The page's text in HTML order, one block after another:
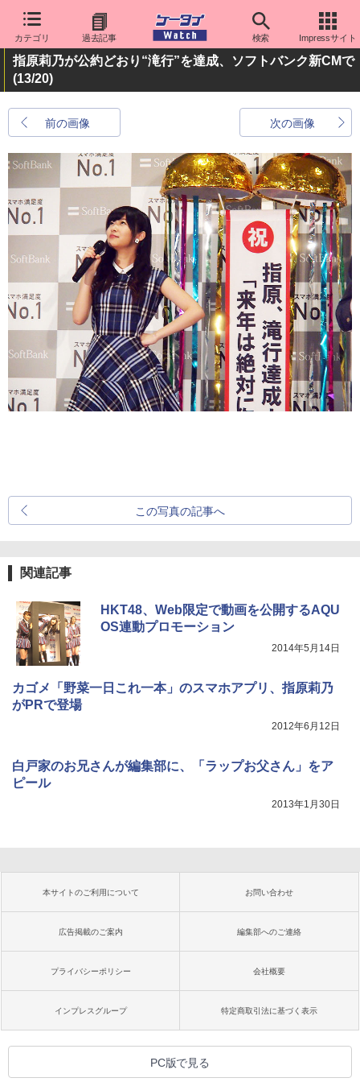
カテゴリ 過去記事 検索 Impressサイト
指原莉乃が公約どおり“滝行”を達成、ソフトバンク新CMで
(13/20)
前の画像 次の画像
この写真の記事へ
関連記事
HKT48、Web限定で動画を公開するAQU
OS連動プロモーション
2014年5月14日
カゴメ「野菜一日これ一本」のスマホアプリ、指原莉乃
がPRで登場
2012年6月12日
白戸家のお兄さんが編集部に、「ラップお父さん」をア
ピール
2013年1月30日
本サイトのご利用について お問い合わせ
広告掲載のご案内 編集部へのご連絡
プライバシーポリシー 会社概要
インプレスグループ 特定商取引法に基づく表示
PC版で見る